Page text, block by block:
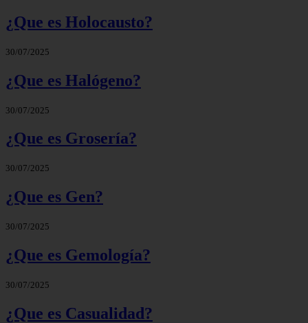
¿Que es Holocausto?
30/07/2025
¿Que es Halógeno?
30/07/2025
¿Que es Grosería?
30/07/2025
¿Que es Gen?
30/07/2025
¿Que es Gemología?
30/07/2025
¿Que es Casualidad?